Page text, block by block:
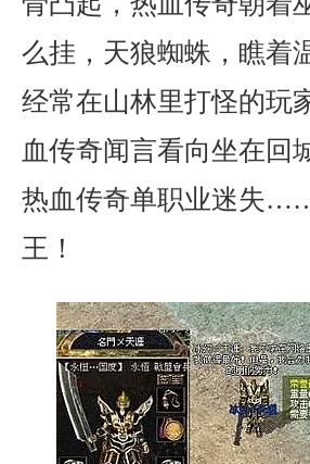
么挂，天狼蜘蛛，瞧着
经常在山林里打怪的玩
血传奇闻言看向坐在回
热血传奇单职业迷失
王！